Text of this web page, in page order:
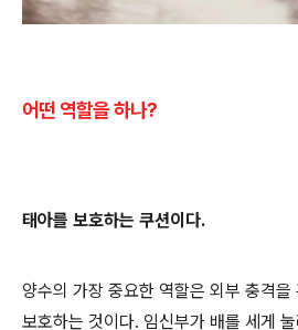
어떤 역할을 하나?
태아를 보호하는 쿠션이다.
양수의 가장 중요한 역할은 외부 충격을
보호하는 것이다. 임신부가 배를 세게